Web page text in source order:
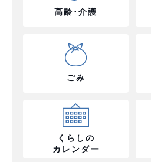
高齢･介護
ごみ
くらしの
カレンダー